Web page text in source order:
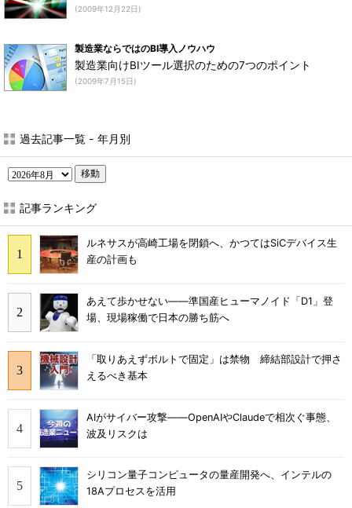
(2009年12月22日)
製造業ならではのBI導入ノウハウ
製造業向けBIツール選択のための7つのポイント
(2009年7月15日)
過去記事一覧 - 年月別
移動
記事ランキング
ルネサスが高崎工場を閉鎖へ、かつてはSiCデバイス生
産の計画も
あえて歩かせない――準国産ヒューマノイド「D1」登
場、現場稼働で日本の勝ち筋へ
「取りあえずボルトで固定」は禁物 締結部設計で押さ
えるべき基本
AIがサイバー攻撃――OpenAIやClaudeで相次ぐ事態、
波及リスクは
シリコン量子コンピュータの量産開発へ、インテルの
18Aプロセスを活用